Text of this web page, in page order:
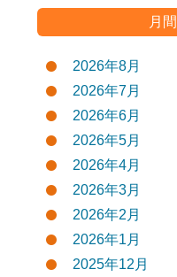
月
2026年8月
2026年7月
2026年6月
2026年5月
2026年4月
2026年3月
2026年2月
2026年1月
2025年12月